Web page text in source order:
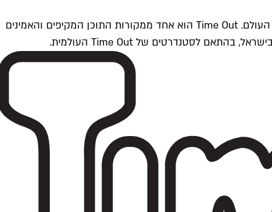
Time Outתל אביב הוא חלק מרשת Time Out Global — רשת מדיה בינלאומית הפועלת ב-360 ערים מרכזיות וב-60 מדינות ברחבי העולם. Time Out הוא אחד ממקורות התוכן המקיפים והאמינים